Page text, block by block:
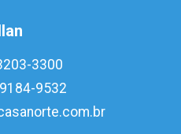
3300
9532